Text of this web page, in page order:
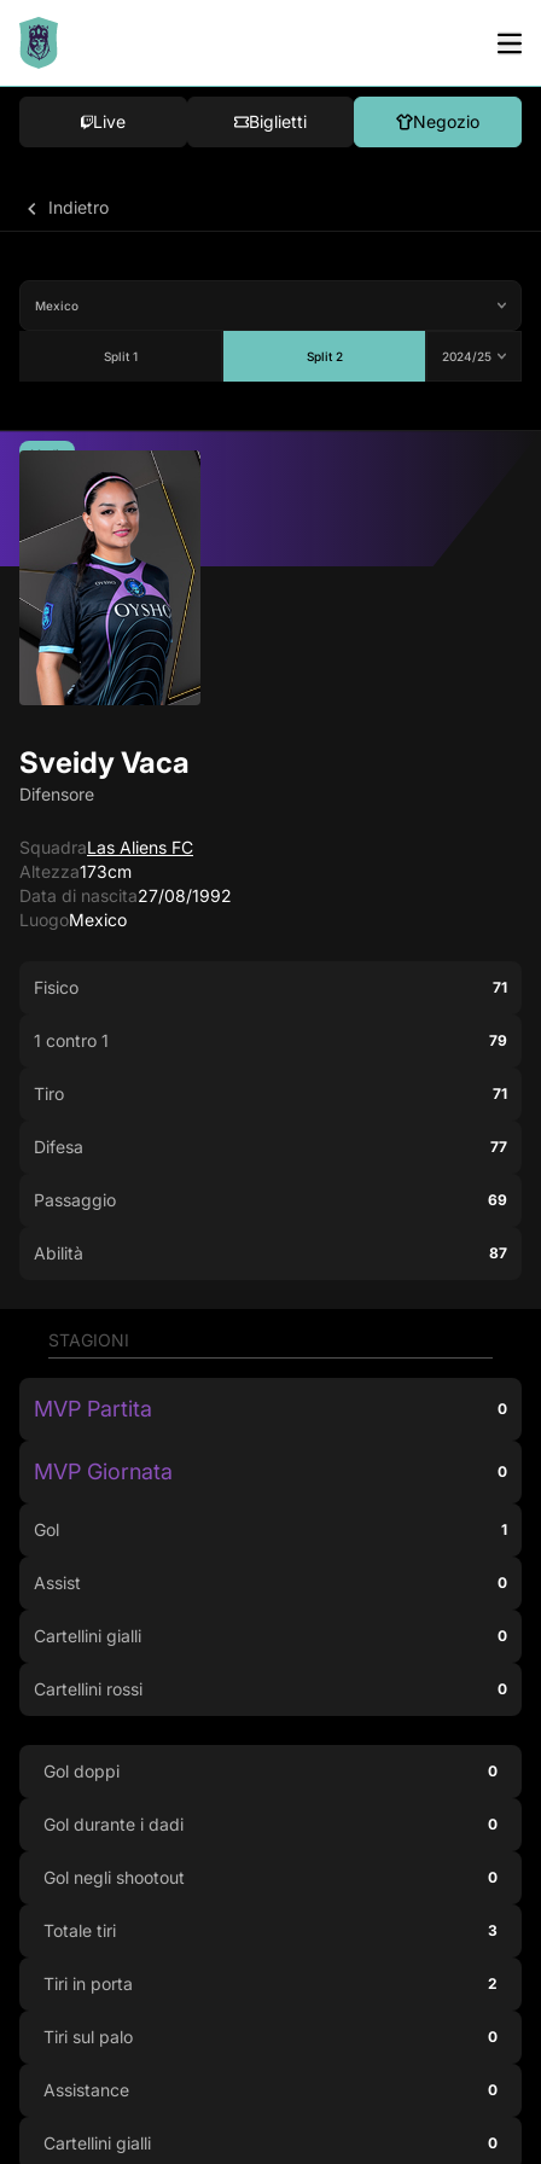
Live Biglietti Negozio
Indietro
Split 1 Split 2
Sveidy Vaca
Difensore
SquadraLas Aliens FC
Altezza173cm
Data di nascita27/08/1992
LuogoMexico
Media
Fisico 71
1 contro 1 79
Tiro 71
Difesa 77
Passaggio 69
Abilità 87
STAGIONI
MVP Partita 0
MVP Giornata 0
Gol 1
Assist 0
Cartellini gialli 0
Cartellini rossi 0
Gol doppi 0
Gol durante i dadi 0
Gol negli shootout 0
Totale tiri 3
Tiri in porta 2
Tiri sul palo 0
Assistance 0
Cartellini gialli 0